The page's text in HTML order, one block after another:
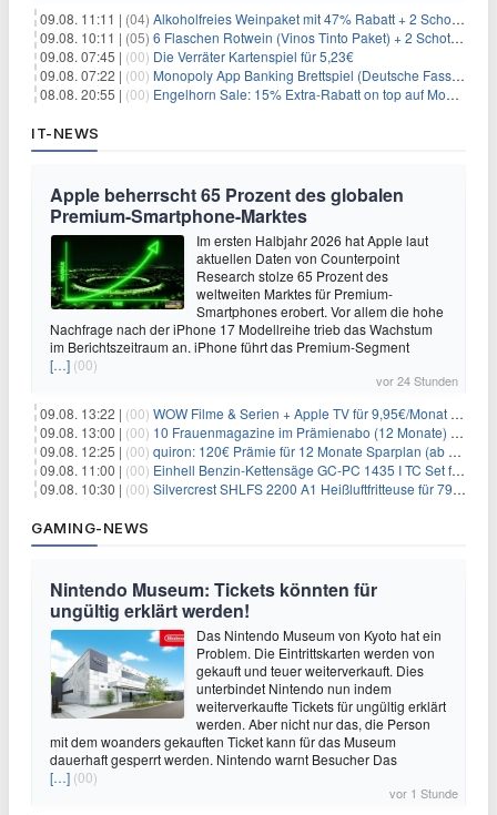
09.08. 11:11 | (04) Alkoholfreies Weinpaket mit 47% Rabatt + 2 Schott Zwiesel Gläser GRATIS für 29,99€
09.08. 10:11 | (05) 6 Flaschen Rotwein (Vinos Tinto Paket) + 2 Schott Zwiesel Gläser für 25,99€ inkl. Versand
09.08. 07:45 | (00) Die Verräter Kartenspiel für 5,23€
09.08. 07:22 | (00) Monopoly App Banking Brettspiel (Deutsche Fassung) für 9,84€
08.08. 20:55 | (00) Engelhorn Sale: 15% Extra-Rabatt on top auf Mode- und Sport-Artikel
IT-NEWS
Apple beherrscht 65 Prozent des globalen
Premium-Smartphone-Marktes
Im ersten Halbjahr 2026 hat Apple laut
aktuellen Daten von Counterpoint
Research stolze 65 Prozent des
weltweiten Marktes für Premium-
Smartphones erobert. Vor allem die hohe
Nachfrage nach der iPhone 17 Modellreihe trieb das Wachstum
im Berichtszeitraum an. iPhone führt das Premium-Segment
[…] (00)
vor 24 Stunden
09.08. 13:22 | (00) WOW Filme & Serien + Apple TV für 9,95€/Monat // Alles von WOW (Filme, Serien, Live-Sport) für 34,97€/Monat
09.08. 13:00 | (00) 10 Frauenmagazine im Prämienabo (12 Monate) mit Prämien bis zu 225€
09.08. 12:25 | (00) quiron: 120€ Prämie für 12 Monate Sparplan (ab 100€/Monat)
09.08. 11:00 | (00) Einhell Benzin-Kettensäge GC-PC 1435 I TC Set für 99,99€
09.08. 10:30 | (00) Silvercrest SHLFS 2200 A1 Heißluftfritteuse für 79,99€ – Grill & Räucherfunktion
GAMING-NEWS
Nintendo Museum: Tickets könnten für
ungültig erklärt werden!
Das Nintendo Museum von Kyoto hat ein
Problem. Die Eintrittskarten werden von
gekauft und teuer weiterverkauft. Dies
unterbindet Nintendo nun indem
weiterverkaufte Tickets für ungültig erklärt
werden. Aber nicht nur das, die Person
mit dem woanders gekauften Ticket kann für das Museum
dauerhaft gesperrt werden. Nintendo warnt Besucher Das
[…] (00)
vor 1 Stunde